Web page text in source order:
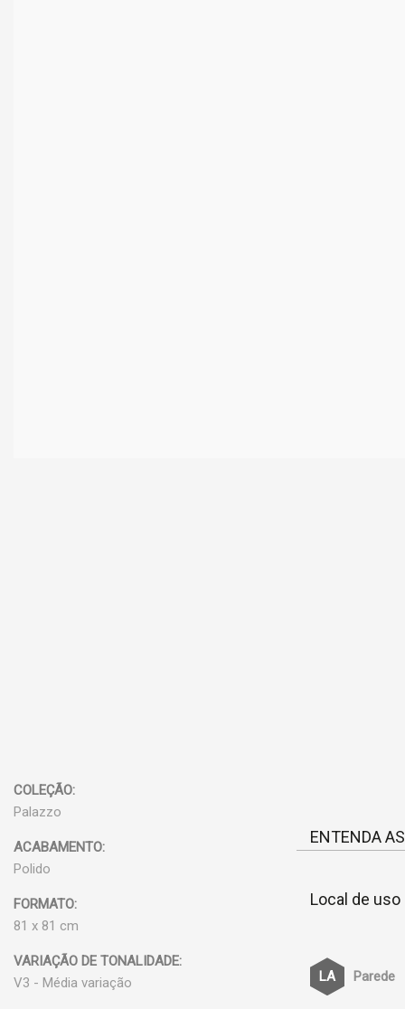
COLEÇÃO:
Palazzo
ACABAMENTO:
Polido
FORMATO:
81 x 81 cm
VARIAÇÃO DE TONALIDADE:
V3 - Média variação
ENTENDA
Local de uso
Parede